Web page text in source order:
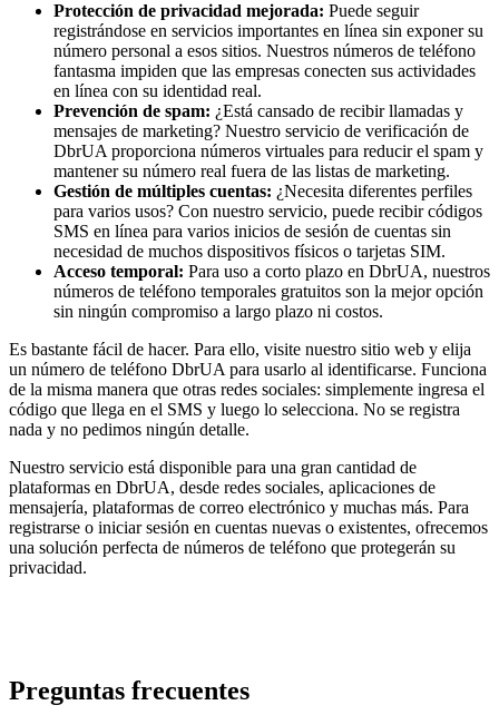
Protección de privacidad mejorada: Puede seguir
registrándose en servicios importantes en línea sin exponer su
número personal a esos sitios. Nuestros números de teléfono
fantasma impiden que las empresas conecten sus actividades
en línea con su identidad real.
Prevención de spam: ¿Está cansado de recibir llamadas y
mensajes de marketing? Nuestro servicio de verificación de
DbrUA proporciona números virtuales para reducir el spam y
mantener su número real fuera de las listas de marketing.
Gestión de múltiples cuentas: ¿Necesita diferentes perfiles
para varios usos? Con nuestro servicio, puede recibir códigos
SMS en línea para varios inicios de sesión de cuentas sin
necesidad de muchos dispositivos físicos o tarjetas SIM.
Acceso temporal: Para uso a corto plazo en DbrUA, nuestros
números de teléfono temporales gratuitos son la mejor opción
sin ningún compromiso a largo plazo ni costos.
Es bastante fácil de hacer. Para ello, visite nuestro sitio web y elija
un número de teléfono DbrUA para usarlo al identificarse. Funciona
de la misma manera que otras redes sociales: simplemente ingresa el
código que llega en el SMS y luego lo selecciona. No se registra
nada y no pedimos ningún detalle.
Nuestro servicio está disponible para una gran cantidad de
plataformas en DbrUA, desde redes sociales, aplicaciones de
mensajería, plataformas de correo electrónico y muchas más. Para
registrarse o iniciar sesión en cuentas nuevas o existentes, ofrecemos
una solución perfecta de números de teléfono que protegerán su
privacidad.
Preguntas frecuentes